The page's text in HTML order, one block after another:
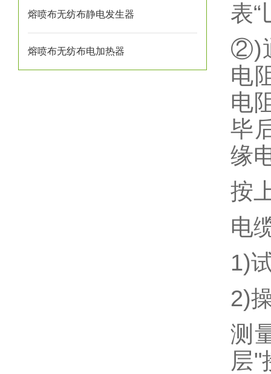
熔喷布无纺布静电发生器
熔喷布无纺布电加热器
表
②)
电
电
毕
缘
按
电
1)
2)
测
层"